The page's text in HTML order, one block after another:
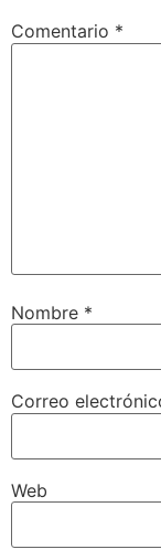
Comentario *
Nombre *
Correo
Web